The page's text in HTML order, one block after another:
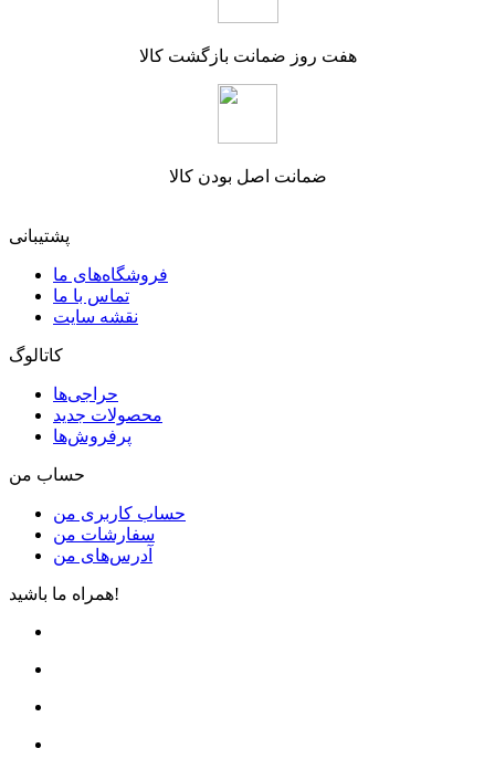
هفت روز ضمانت بازگشت کالا
ضمانت اصل بودن کالا
پشتیبانی
فروشگاه‌های ما
تماس با ما
نقشه سایت
کاتالوگ
حراجی‌ها
محصولات جدید
پرفروش‌ها
حساب من
حساب کاربری من
سفارشات من
آدرس‌های من
همراه ما باشید!